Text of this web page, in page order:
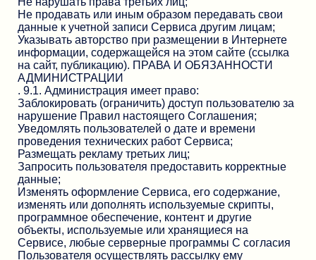
Не продавать или иным образом передавать свои
данные к учетной записи Сервиса другим лицам;
Указывать авторство при размещении в Интернете
информации, содержащейся на этом сайте (ссылка
на сайт, публикацию). ПРАВА И ОБЯЗАННОСТИ
АДМИНИСТРАЦИИ
. 9.1. Администрация имеет право:
Заблокировать (ограничить) доступ пользователю за
нарушение Правил настоящего Соглашения;
Уведомлять пользователей о дате и времени
проведения технических работ Сервиса;
Размещать рекламу третьих лиц;
Запросить пользователя предоставить корректные
данные;
Изменять оформление Сервиса, его содержание,
изменять или дополнять используемые скрипты,
программное обеспечение, контент и другие
объекты, используемые или хранящиеся на
Сервисе, любые серверные программы С согласия
Пользователя осуществлять рассылку ему